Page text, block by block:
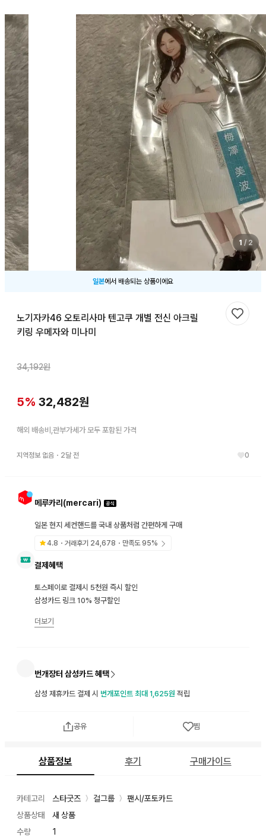
1 / 2
일본에서 배송되는 상품이에요
노기자카46 오토리사마 텐고쿠 개별 전신 아크릴
키링 우메자와 미나미
34,192원
5% 32,482원
해외 배송비,관부가세가 모두 포함된 가격
지역정보 없음 ・ 2달 전 0
메루카리(mercari)
일본 현지 세컨핸드를 국내 상품처럼 간편하게 구매
4.8 ・거래후기 24,678 ・만족도95%
결제혜택
토스페이로 결제시 5천원 즉시 할인
삼성카드 링크 10% 청구할인
더보기
번개장터 삼성카드 혜택
삼성 제휴카드 결제 시 번개포인트 최대 1,625원 적립
찜하기
공유 찜
상품정보 후기 구매가이드
카테고리 스타굿즈 〉 걸그룹 〉
팬시/포토카드
상품상태
새 상품
수량
1